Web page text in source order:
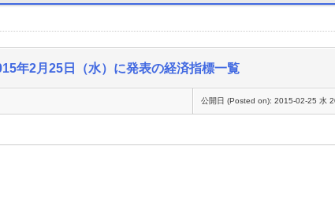
年2月25日（水）に発表の経済指標一覧
公開日 (Posted on): 2015-02-25 水